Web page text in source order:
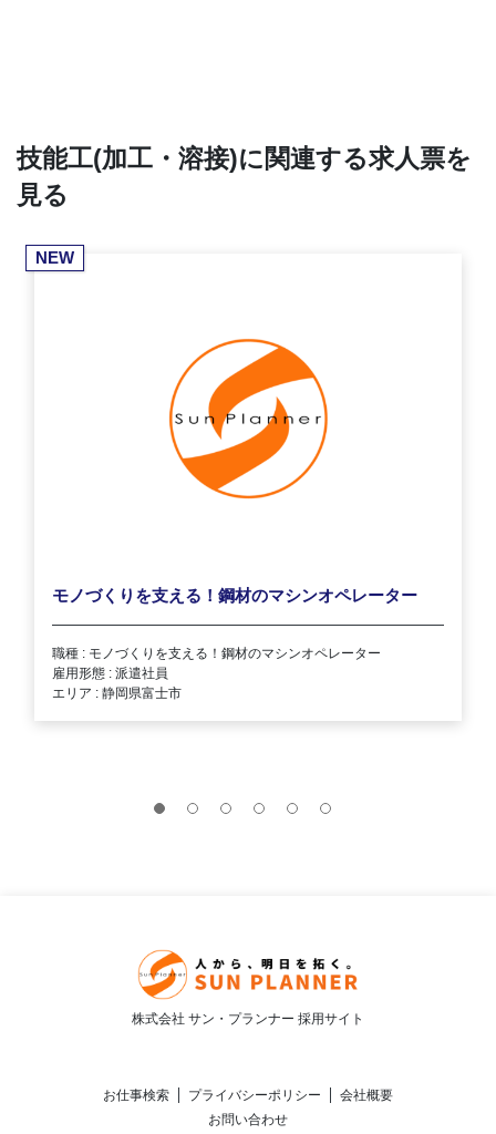
技能工(加工・溶接)に関連する求人票を
見る
NEW
モノづくりを支える！鋼材のマシンオペレーター
職種 : モノづくりを支える！鋼材のマシンオペレーター
雇用形態 : 派遣社員
エリア : 静岡県富士市
株式会社 サン・プランナー 採用サイト
お仕事検索 プライバシーポリシー
会社概要
お問い合わせ